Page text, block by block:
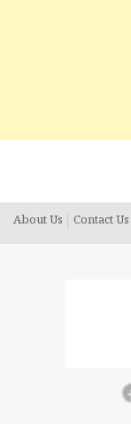
About Us Contact Us